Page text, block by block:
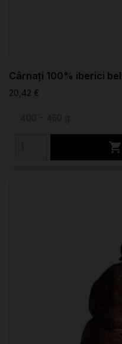
Cârnați 100% iberici
20,42 €
